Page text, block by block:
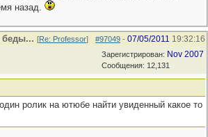
назад.
#97049 - 07/05/2011 19:32:16
беды... [Re: Professor]
Зарегистрирован: Nov 2007
Сообщения: 12,131
ролик на ютюбе найти увиденный какое то